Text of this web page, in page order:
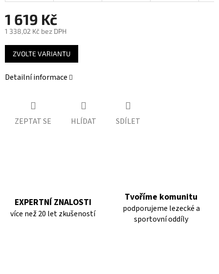
1 619 Kč
1 338,02 Kč bez DPH
Měrná
cena:
ZVOLTE VARIANTU
Detailní informace
ZEPTAT SE HLÍDAT SDÍLET
EXPERTNÍ ZNALOSTI
více než 20 let zkušeností
Tvoříme komunitu
podporujeme lezecké a
sportovní oddíly